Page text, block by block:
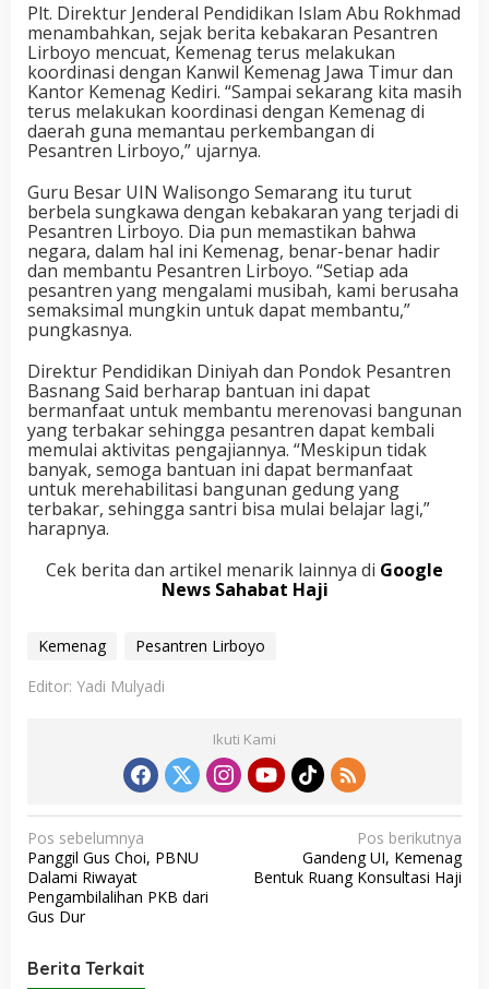
Plt. Direktur Jenderal Pendidikan Islam Abu Rokhmad
menambahkan, sejak berita kebakaran Pesantren
Lirboyo mencuat, Kemenag terus melakukan
koordinasi dengan Kanwil Kemenag Jawa Timur dan
Kantor Kemenag Kediri. “Sampai sekarang kita masih
terus melakukan koordinasi dengan Kemenag di
daerah guna memantau perkembangan di
Pesantren Lirboyo,” ujarnya.
Guru Besar UIN Walisongo Semarang itu turut
berbela sungkawa dengan kebakaran yang terjadi di
Pesantren Lirboyo. Dia pun memastikan bahwa
negara, dalam hal ini Kemenag, benar-benar hadir
dan membantu Pesantren Lirboyo. “Setiap ada
pesantren yang mengalami musibah, kami berusaha
semaksimal mungkin untuk dapat membantu,”
pungkasnya.
Direktur Pendidikan Diniyah dan Pondok Pesantren
Basnang Said berharap bantuan ini dapat
bermanfaat untuk membantu merenovasi bangunan
yang terbakar sehingga pesantren dapat kembali
memulai aktivitas pengajiannya. “Meskipun tidak
banyak, semoga bantuan ini dapat bermanfaat
untuk merehabilitasi bangunan gedung yang
terbakar, sehingga santri bisa mulai belajar lagi,”
harapnya.
Cek berita dan artikel menarik lainnya di Google
News Sahabat Haji
Kemenag
Pesantren Lirboyo
Editor: Yadi Mulyadi
Ikuti Kami
N
a
v
i
g
Pos sebelumnya
Panggil Gus Choi, PBNU
Dalami Riwayat
Pengambilalihan PKB dari
Gus Dur
Pos berikutnya
Gandeng UI, Kemenag
Bentuk Ruang Konsultasi Haji
Berita Terkait